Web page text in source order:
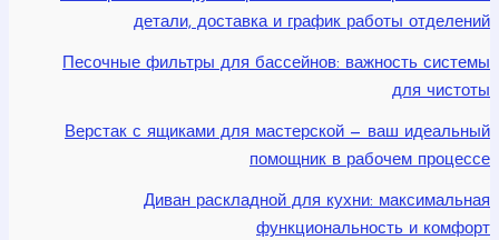
детали, доставка и график работы отделений
Песочные фильтры для бассейнов: важность системы
для чистоты
Верстак с ящиками для мастерской — ваш идеальный
помощник в рабочем процессе
Диван раскладной для кухни: максимальная
функциональность и комфорт